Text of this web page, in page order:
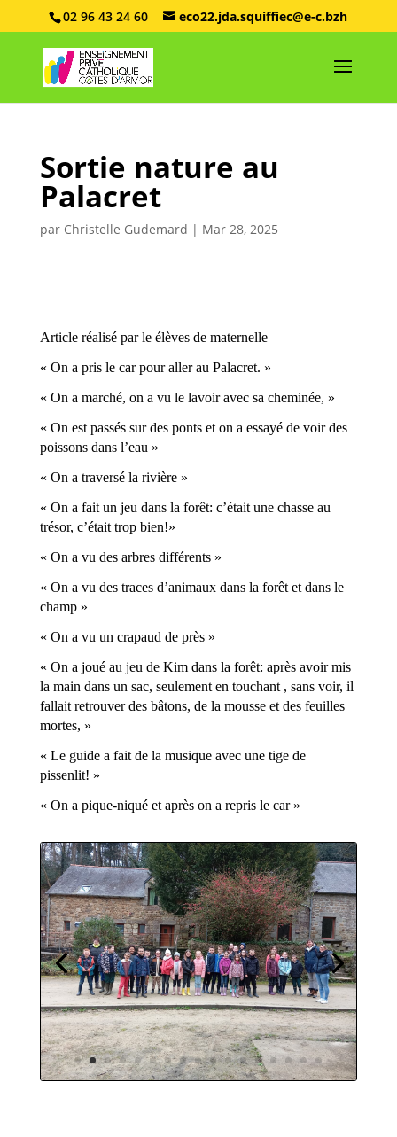
02 96 43 24 60 eco22.jda.squiffiec@e-c.bzh
Sortie nature au
Palacret
par Christelle Gudemard | Mar 28, 2025
Article réalisé par le élèves de maternelle
« On a pris le car pour aller au Palacret. »
« On a marché, on a vu le lavoir avec sa cheminée, »
« On est passés sur des ponts et on a essayé de voir des
poissons dans l’eau »
« On a traversé la rivière »
« On a fait un jeu dans la forêt: c’était une chasse au
trésor, c’était trop bien!»
« On a vu des arbres différents »
« On a vu des traces d’animaux dans la forêt et dans le
champ »
« On a vu un crapaud de près »
« On a joué au jeu de Kim dans la forêt: après avoir mis
la main dans un sac, seulement en touchant , sans voir, il
fallait retrouver des bâtons, de la mousse et des feuilles
mortes, »
« Le guide a fait de la musique avec une tige de
pissenlit! »
« On a pique-niqué et après on a repris le car »